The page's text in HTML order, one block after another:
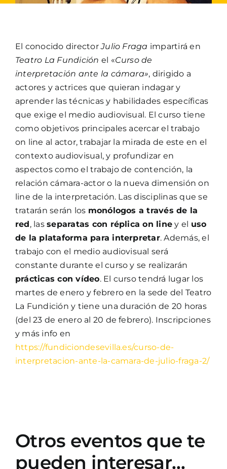
El conocido directorJulio Fraga impartirá en
Teatro La Fundición el «Curso de
interpretación ante la cámara», dirigido a
actores y actrices que quieran indagar y
aprender las técnicas y habilidades específicas
que exige el medio audiovisual. El curso tiene
como objetivos principales acercar el trabajo
on line al actor, trabajar la mirada de este en el
contexto audiovisual, y profundizar en
aspectos como el trabajo de contención, la
relación cámara-actor o la nueva dimensión on
line de la interpretación. Las disciplinas que se
tratarán serán los monólogos a través de la
red, lasseparatas con réplica on line y el uso
de la plataforma para interpretar. Además, el
trabajo con el medio audiovisual será
constante durante el curso y se realizarán
prácticas con vídeo. El curso tendrá lugar los
martes de enero y febrero en la sede del Teatro
La Fundición y tiene una duración de 20 horas
(del 23 de enero al 20 de febrero). Inscripciones
y más info en
https://fundiciondesevilla.es/curso-de-
interpretacion-ante-la-camara-de-julio-fraga-2/
Otros eventos que te
pueden interesar…